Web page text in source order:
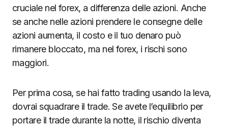
cruciale nel forex, a differenza delle azioni. Anche
se anche nelle azioni prendere le consegne delle
azioni aumenta, il costo e il tuo denaro può
rimanere bloccato, ma nel forex, i rischi sono
maggiori.
Per prima cosa, se hai fatto trading usando la leva,
dovrai squadrare il trade. Se avete l’equilibrio per
portare il trade durante la notte, il rischio diventa